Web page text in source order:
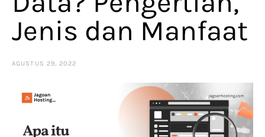
Jenis dan Manfaat
AGUSTUS 29, 2022